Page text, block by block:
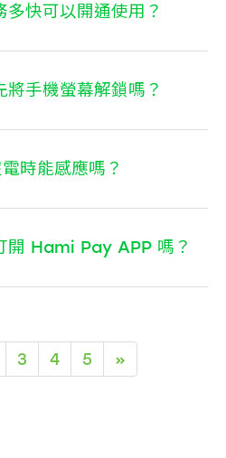
快可以開通使用？
手機螢幕解鎖嗎？
時能感應嗎？
開 Hami Pay APP 嗎？
3 4 5 »